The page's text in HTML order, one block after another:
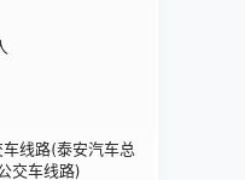
线路(泰安汽车总
交车线路)